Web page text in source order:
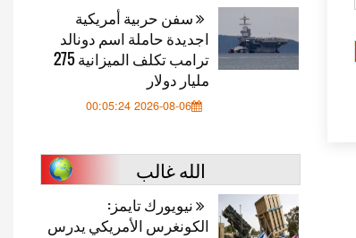
سفن حربية أمريكية
اجديدة حاملة اسم دونالد
ترامب تكلف الميزانية 275
مليار دولار
2026-08-06 00:05:24
الله غالب
نيويورك تايمز:
الكونغرس الأمريكي يدرس